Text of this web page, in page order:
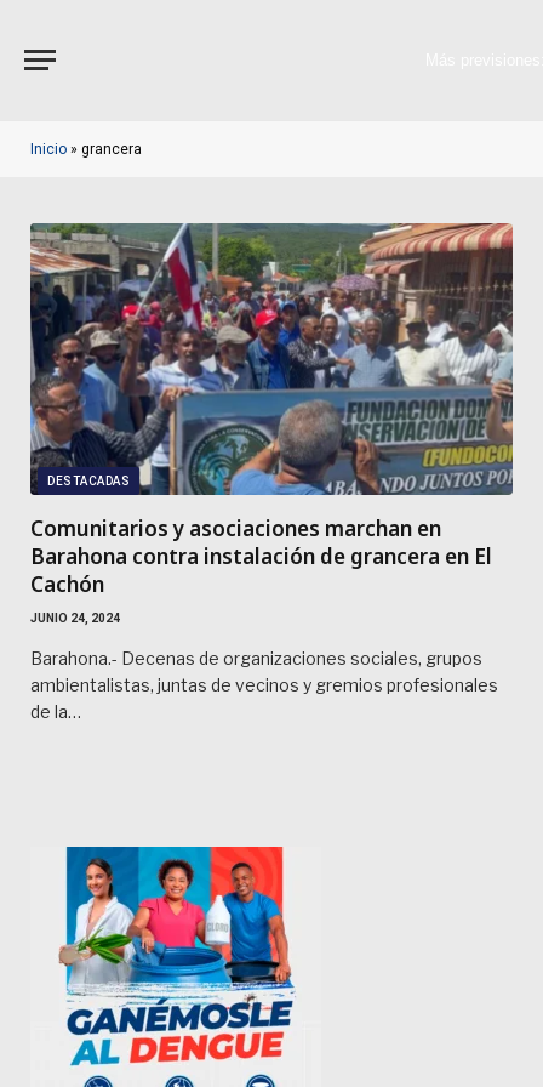
Inicio » grancera
DESTACADAS
Comunitarios y asociaciones marchan en
Barahona contra instalación de grancera en El
Cachón
JUNIO 24, 2024
Barahona.- Decenas de organizaciones sociales, grupos
ambientalistas, juntas de vecinos y gremios profesionales
de la…